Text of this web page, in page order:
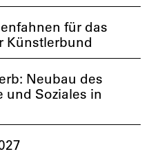
für das
Künstlerbund
Neubau des
und Soziales in